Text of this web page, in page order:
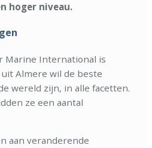
hoger niveau.
Marine International is
Almere wil de beste
wereld zijn, in alle facetten.
ze een aantal
aan veranderende